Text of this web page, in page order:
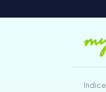
Indice